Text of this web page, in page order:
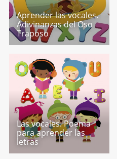
Aprender las vocales.
Adivinanzas del Oso
Traposo
Las vocales. Poema
para aprender las
letras